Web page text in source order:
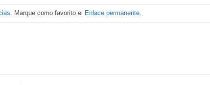
. Marque como favorito el Enlace permanente.